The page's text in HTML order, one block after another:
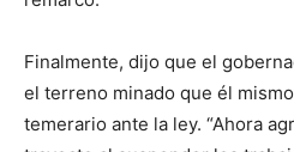
Finalmente, dijo que el
el terreno minado que él
temerario ante la ley. “Ahora